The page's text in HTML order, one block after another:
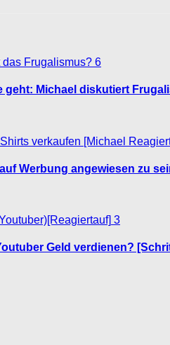
6
geht: Michael diskutiert
Werbung angewiesen zu
3
Geld verdienen?